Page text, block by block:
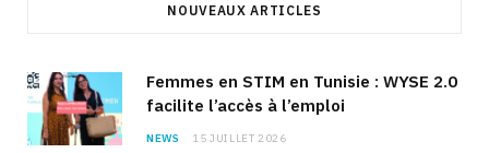
NOUVEAUX ARTICLES
Femmes en STIM en Tunisie : WYSE 2.0
facilite l’accès à l’emploi
NEWS 15 JUILLET 2026